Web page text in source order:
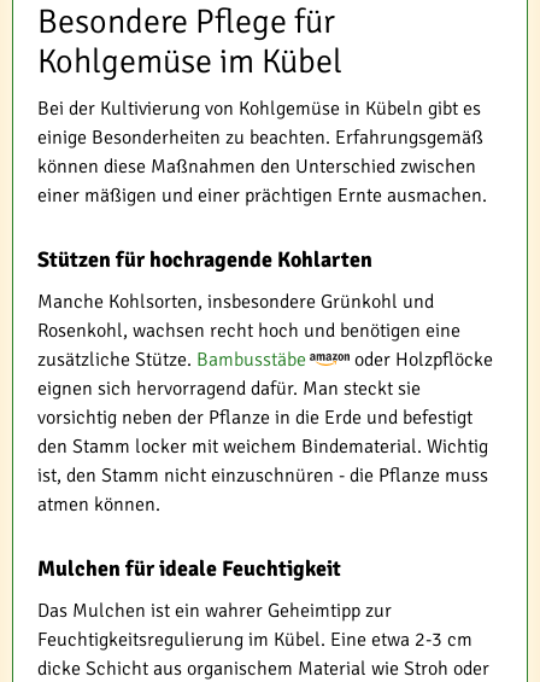
Besondere Pflege für
Kohlgemüse im Kübel
Bei der Kultivierung von Kohlgemüse in Kübeln gibt es
einige Besonderheiten zu beachten. Erfahrungsgemäß
können diese Maßnahmen den Unterschied zwischen
einer mäßigen und einer prächtigen Ernte ausmachen.
Stützen für hochragende Kohlarten
Manche Kohlsorten, insbesondere Grünkohl und
Rosenkohl, wachsen recht hoch und benötigen eine
zusätzliche Stütze. Bambusstäbe
oder Holzpflöcke
eignen sich hervorragend dafür. Man steckt sie
vorsichtig neben der Pflanze in die Erde und befestigt
den Stamm locker mit weichem Bindematerial. Wichtig
ist, den Stamm nicht einzuschnüren - die Pflanze muss
atmen können.
Mulchen für ideale Feuchtigkeit
Das Mulchen ist ein wahrer Geheimtipp zur
Feuchtigkeitsregulierung im Kübel. Eine etwa 2-3 cm
dicke Schicht aus organischem Material wie Stroh oder